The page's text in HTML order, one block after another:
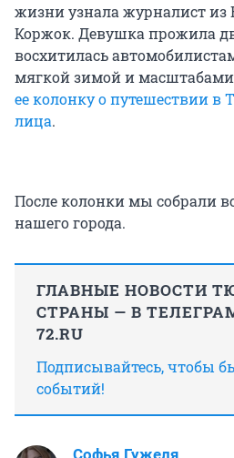
жизни узнала журналист из
Коржок. Девушка прожила
восхитилась
мягкой зимой и масштабами
ее колонку о путешествии в
лица.
После колонки мы собрали
нашего города.
ГЛАВНЫЕ НОВОСТИ
СТРАНЫ — В
72.RU
Подписывайтесь, чтобы
событий!
Софья Гужеля